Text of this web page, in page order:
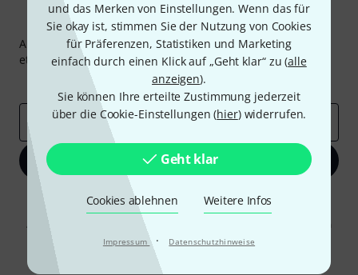
und das Merken von Einstellungen. Wenn das für
Sie okay ist, stimmen Sie der Nutzung von Cookies
für Präferenzen, Statistiken und Marketing
einfach durch einen Klick auf „Geht klar“ zu (alle
anzeigen).
Sie können Ihre erteilte Zustimmung jederzeit
über die Cookie-Einstellungen (hier) widerrufen.
Geht klar
Cookies ablehnen Weitere Infos
Impressum · Datenschutzhinweise
Thomann Newsletter
Abonniere den Thomann Newsletter und gewinne mit
etwas Glück einen von50 Gutscheinenüber jeweils50€
Inspirierende Beiträge
Deals
E-Mail-Adresse*
Jetzt anmelden
Mit Klick auf „Jetzt anmelden“ stimmen Sie dem Erhalt von E-Mail-
Werbung und einer Messung des E-Mail-Nutzungsverhaltens zu. Die
Abmeldung ist jederzeit möglich. Weitere Informationen finden Sie in
Datenschutzhinweisen
* Pflichtfeld